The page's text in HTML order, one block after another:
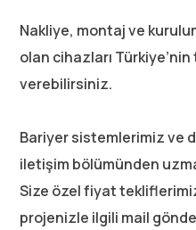
Nakliye, montaj ve
olan cihazları
verebilirsiniz.
Bariyer sistemlerimiz ve
iletişim bölümünden
Size özel fiyat
projenizle ilgili mail